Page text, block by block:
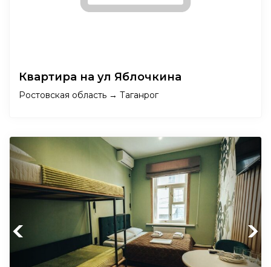
Квартира на ул Яблочкина
Ростовская область → Таганрог
Previous Next